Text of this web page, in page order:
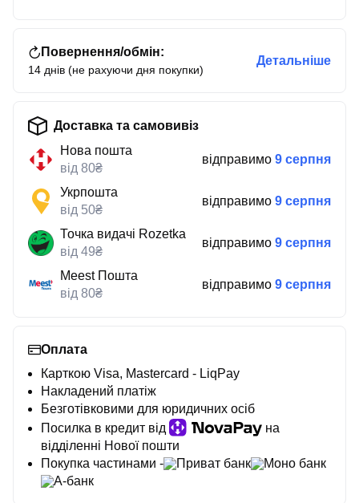
Повернення/обмін:
14 днів (не рахуючи дня покупки)
Детальніше
Доставка та самовивіз
Нова пошта
від 80₴
відправимо 9 серпня
Укрпошта
від 50₴
відправимо 9 серпня
Точка видачі Rozetka
від 49₴
відправимо 9 серпня
Meest Пошта
від 80₴
відправимо 9 серпня
Оплата
Карткою Visa, Mastercard - LiqPay
Накладений платіж
Безготівковими для юридичних осіб
Посилка в кредит від
на
відділенні Нової пошти
Покупка частинами -
Приват банк
Моно банк
А-банк